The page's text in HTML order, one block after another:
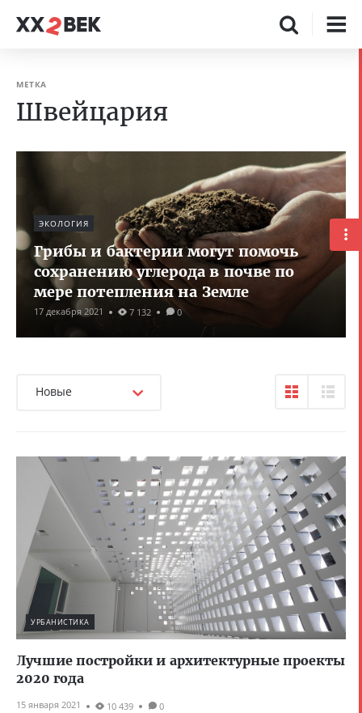
МЕТКА
Швейцария
ЭКОЛОГИЯ
Грибы и бактерии могут помочь
сохранению углерода в почве по
мере потепления на Земле
17 декабря 2021 7 132 0
Новые
УРБАНИСТИКА
Лучшие постройки и архитектурные проекты
2020 года
15 января 2021 10 439 0